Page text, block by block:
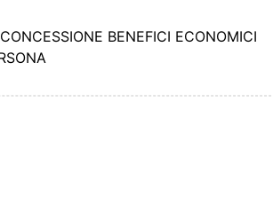
BENEFICI ECONOMICI